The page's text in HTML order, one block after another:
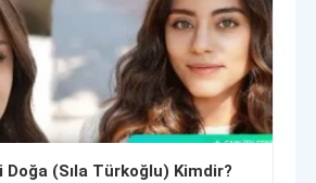
Doğa (Sıla Türkoğlu) Kimdir?